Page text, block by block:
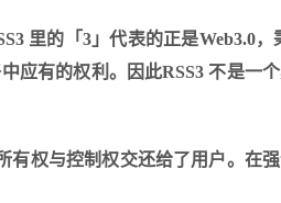
里的「3」代表的正是Web3.0
有的权利。因此RSS3 不是一
权与控制权交还给了用户。在